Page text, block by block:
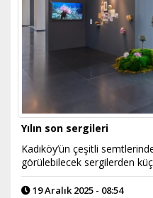
Yılın son sergileri
Kadıköy’ün çeşitli
görülebilecek sergilerden
19 Aralık 2025 - 08:54